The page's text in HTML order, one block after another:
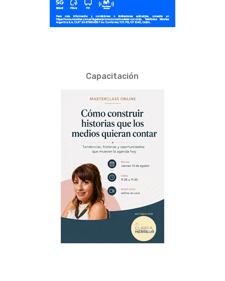
Capacitación